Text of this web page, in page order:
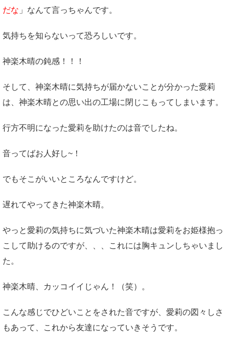
だな 」なんて言っちゃんです。
気持ちを知らないって恐ろしいです。
神楽木晴の鈍感！！！
そして、神楽木晴に気持ちが届かないことが分かった愛莉
は、神楽木晴との思い出の工場に閉じこもってしまいます。
行方不明になった愛莉を助けたのは音でしたね。
音ってばお人好し~！
でもそこがいいところなんですけど。
遅れてやってきた神楽木晴。
やっと愛莉の気持ちに気づいた神楽木晴は愛莉をお姫様抱っ
こして助けるのですが、、、これには胸キュンしちゃいまし
た。
神楽木晴、カッコイイじゃん！（笑）。
こんな感じでひどいことをされた音ですが、愛莉の図々しさ
もあって、これから友達になっていきそうです。